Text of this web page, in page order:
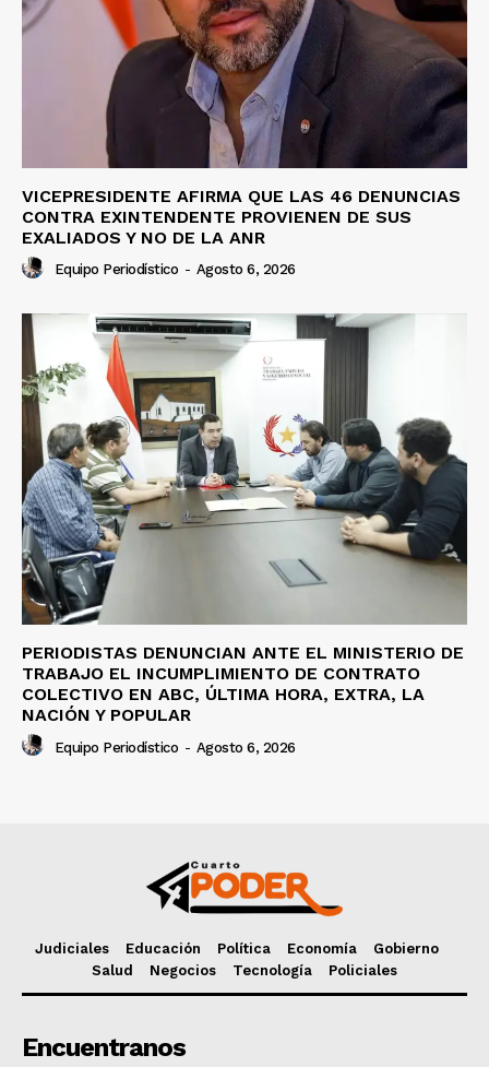
VICEPRESIDENTE AFIRMA QUE LAS 46 DENUNCIAS
CONTRA EXINTENDENTE PROVIENEN DE SUS
EXALIADOS Y NO DE LA ANR
Equipo Periodístico - Agosto 6, 2026
PERIODISTAS DENUNCIAN ANTE EL MINISTERIO DE
TRABAJO EL INCUMPLIMIENTO DE CONTRATO
COLECTIVO EN ABC, ÚLTIMA HORA, EXTRA, LA
NACIÓN Y POPULAR
Equipo Periodístico - Agosto 6, 2026
Judiciales Educación Política Economía
Gobierno
Salud
Negocios Tecnología Policiales
Encuentranos